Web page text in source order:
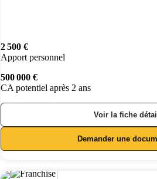
2 500 €
Apport personnel
500 000 €
CA potentiel après 2 ans
Voir la fiche
Demander une